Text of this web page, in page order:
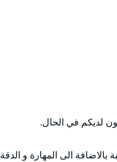
لديكم في الحال.
الى المهارة و الدقة